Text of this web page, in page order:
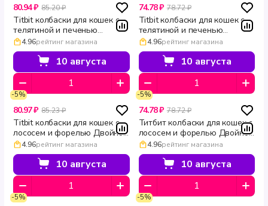
80.94 ₽ 85.20 ₽
Titbit колбаски для кошек с
телятиной и печенью
Двойное удовольствие 45 г
4.96рейтинг магазина
10 августа
74.78 ₽ 78.72 ₽
Titbit колбаски для кошек с
телятиной и печенью
Двойное удовольствие 15 г
4.96рейтинг магазина
10 августа
-5%
80.97 ₽ 85.23 ₽
Titbit колбаски для кошек с
лососем и форелью Двойное
удовольствие 45 г
4.96рейтинг магазина
10 августа
-5%
74.78 ₽ 78.72 ₽
Титбит колбаски для кошек с
лососем и форелью Двойное
удовольствие 15 г
4.96рейтинг магазина
10 августа
-5% -5%